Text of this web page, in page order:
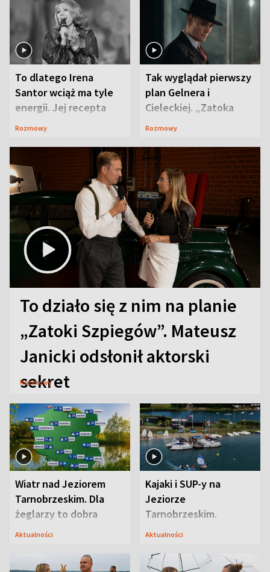
To dlatego Irena
Santor wciąż ma tyle
energii. Jej recepta
jest zaskakująco
Rozmowy
Tak wyglądał pierwszy
plan Gelnera i
Cieleckiej. „Zatoka
szpiegów” od razu ich
Rozmowy
To działo się z nim na planie
„Zatoki Szpiegów”. Mateusz
Janicki odsłonił aktorski
sekret
Rozmowy
Wiatr nad Jeziorem
Tarnobrzeskim. Dla
żeglarzy to dobra
wiadomość
Aktualności
Kajaki i SUP-y na
Jeziorze
Tarnobrzeskim.
Przyrodnicy zwracają
Aktualności